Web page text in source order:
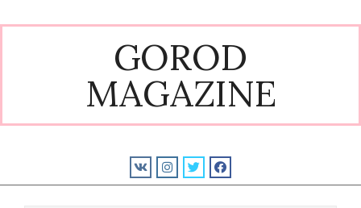
to
GOROD
MAGAZINE